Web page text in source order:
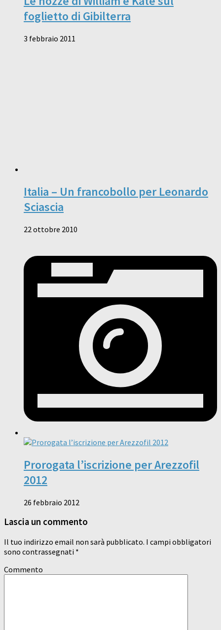
foglietto di Gibilterra
3 febbraio 2011
Italia – Un francobollo per Leonardo
Sciascia
22 ottobre 2010
Prorogata l’iscrizione per Arezzofil
2012
26 febbraio 2012
Lascia un commento
Il tuo indirizzo email non sarà pubblicato. I campi obbligatori
sono contrassegnati *
Commento